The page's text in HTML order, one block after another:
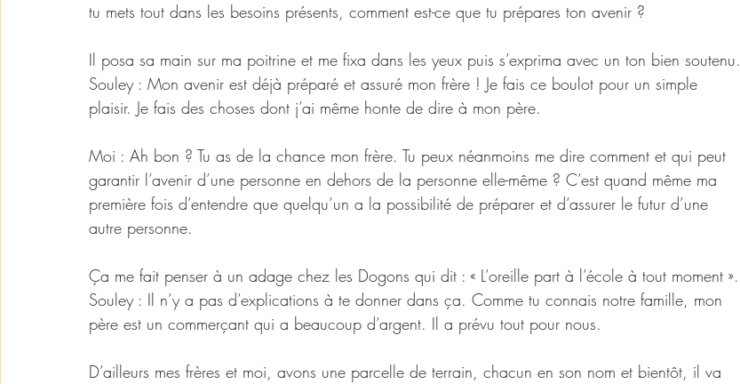
tu mets tout dans les besoins présents, comment est-ce que tu prépares ton avenir ?
Il posa sa main sur ma poitrine et me fixa dans les yeux puis s’exprima avec un ton bien soutenu.
Souley : Mon avenir est déjà préparé et assuré mon frère ! Je fais ce boulot pour un simple
plaisir. Je fais des choses dont j’ai même honte de dire à mon père.
Moi : Ah bon ? Tu as de la chance mon frère. Tu peux néanmoins me dire comment et qui peut
garantir l’avenir d’une personne en dehors de la personne elle-même ? C’est quand même ma
première fois d’entendre que quelqu’un a la possibilité de préparer et d’assurer le futur d’une
autre personne.
Ça me fait penser à un adage chez les Dogons qui dit : « L’oreille part à l’école à tout moment ».
Souley : Il n’y a pas d’explications à te donner dans ça. Comme tu connais notre famille, mon
père est un commerçant qui a beaucoup d’argent. Il a prévu tout pour nous.
D’ailleurs mes frères et moi, avons une parcelle de terrain, chacun en son nom et bientôt, il va